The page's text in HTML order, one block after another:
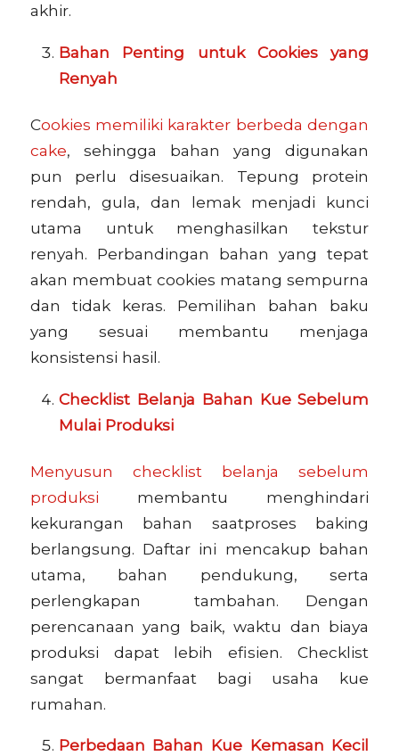
akhir.
Bahan Penting untuk Cookies yang
Renyah
Cookies memiliki karakter berbeda dengan
cake, sehingga bahan yang digunakan
pun perlu disesuaikan. Tepung protein
rendah, gula, dan lemak menjadi kunci
utama untuk menghasilkan tekstur
renyah. Perbandingan bahan yang tepat
akan membuat cookies matang sempurna
dan tidak keras. Pemilihan bahan baku
yang sesuai membantu menjaga
konsistensi hasil.
Checklist Belanja Bahan Kue Sebelum
Mulai Produksi
Menyusun checklist belanja sebelum
produksi membantu menghindari
kekurangan bahan saatproses baking
berlangsung. Daftar ini mencakup bahan
utama, bahan pendukung, serta
perlengkapan tambahan. Dengan
perencanaan yang baik, waktu dan biaya
produksi dapat lebih efisien. Checklist
sangat bermanfaat bagi usaha kue
rumahan.
Perbedaan Bahan Kue Kemasan Kecil